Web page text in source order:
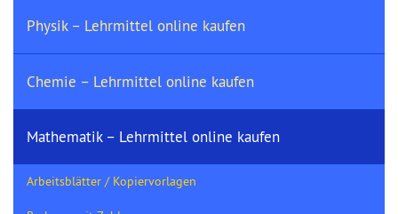
Physik – Lehrmittel online kaufen
Chemie – Lehrmittel online kaufen
Mathematik – Lehrmittel online kaufen
Arbeitsblätter / Kopiervorlagen